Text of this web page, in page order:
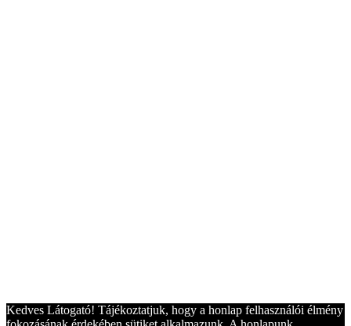
Kedves Látogató! Tájékoztatjuk, hogy a honlap felhasználói élmény